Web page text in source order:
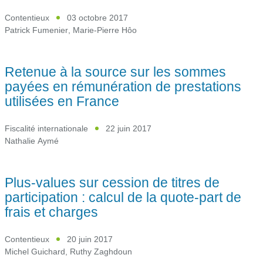
Contentieux
03 octobre 2017
Patrick Fumenier Marie-Pierre Hôo
Retenue à la source sur les sommes
payées en rémunération de prestations
utilisées en France
Fiscalité internationale
22 juin 2017
Nathalie Aymé
Plus-values sur cession de titres de
participation : calcul de la quote-part de
frais et charges
Contentieux
20 juin 2017
Michel Guichard, Ruthy Zaghdoun